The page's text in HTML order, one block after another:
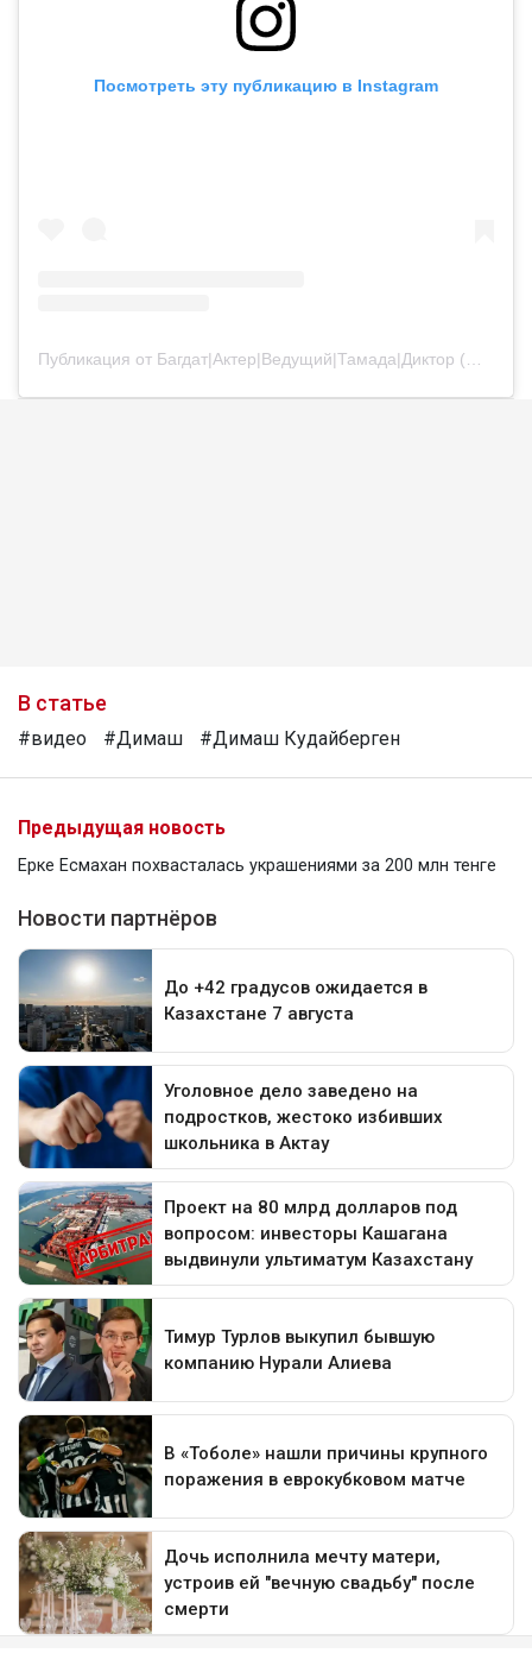
Посмотреть эту публикацию в Instagram
В статье
#видео #Димаш #Димаш Кудайберген
Предыдущая новость
Ерке Есмахан похвасталась украшениями за 200 млн тенге